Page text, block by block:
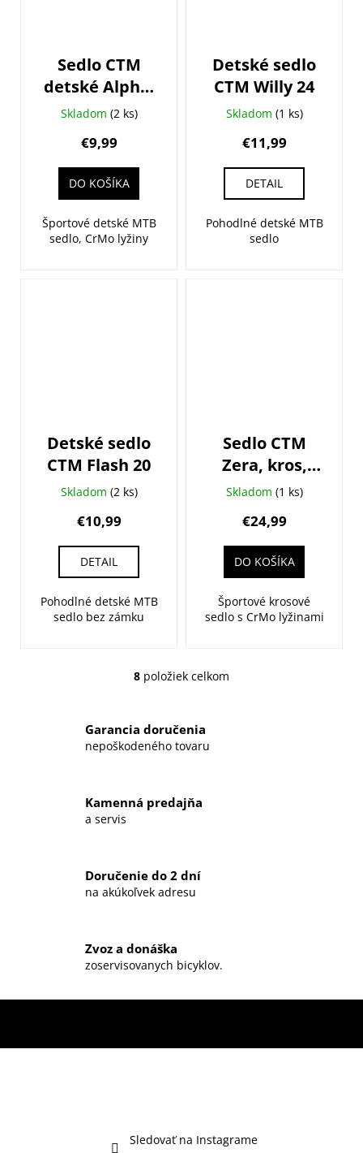
Sedlo CTM
detské Alpha,
čierne, 24
Skladom (2 ks)
€9,99
DO KOŠÍKA
Športové detské MTB
sedlo, CrMo lyžiny
Detské sedlo
CTM Willy 24
Skladom (1 ks)
€11,99
DETAIL
Pohodlné detské MTB
sedlo
Detské sedlo
CTM Flash 20
Skladom (2 ks)
€10,99
DETAIL
Pohodlné detské MTB
sedlo bez zámku
Sedlo CTM
Zera, kros,
čierne
Skladom (1 ks)
€24,99
DO KOŠÍKA
Športové krosové
sedlo s CrMo lyžinami
O
á
d
i
v
k
p
s
8 položiek celkom
Garancia doručenia
nepoškodeného tovaru
Kamenná predajňa
a servis
Doručenie do 2 dní
na akúkoľvek adresu
Zvoz a donáška
zoservisovanych bicyklov.
Sledovať na Instagrame